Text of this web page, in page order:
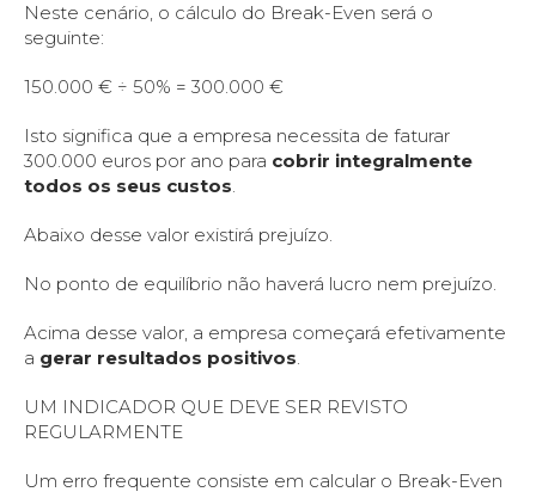
Neste cenário, o cálculo do Break-Even será o
seguinte:
150.000 € ÷ 50% = 300.000 €
Isto significa que a empresa necessita de faturar
300.000 euros por ano para cobrir integralmente
todos os seus custos.
Abaixo desse valor existirá prejuízo.
No ponto de equilíbrio não haverá lucro nem prejuízo.
Acima desse valor, a empresa começará efetivamente
a gerar resultados positivos.
UM INDICADOR QUE DEVE SER REVISTO
REGULARMENTE
Um erro frequente consiste em calcular o Break-Even